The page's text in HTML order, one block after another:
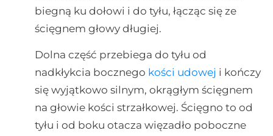
biegną ku dołowi i do tyłu, łącząc się ze
ścięgnem głowy długiej.
Dolna część przebiega do tyłu od
nadkłykcia bocznego kości udowej i kończy
się wyjątkowo silnym, okrągłym ścięgnem
na głowie kości strzałkowej. Ścięgno to od
tyłu i od boku otacza więzadło poboczne